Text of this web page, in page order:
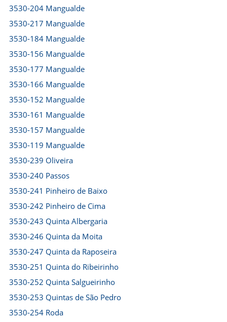
3530-204 Mangualde
3530-217 Mangualde
3530-184 Mangualde
3530-156 Mangualde
3530-177 Mangualde
3530-166 Mangualde
3530-152 Mangualde
3530-161 Mangualde
3530-157 Mangualde
3530-119 Mangualde
3530-239 Oliveira
3530-240 Passos
3530-241 Pinheiro de Baixo
3530-242 Pinheiro de Cima
3530-243 Quinta Albergaria
3530-246 Quinta da Moita
3530-247 Quinta da Raposeira
3530-251 Quinta do Ribeirinho
3530-252 Quinta Salgueirinho
3530-253 Quintas de São Pedro
3530-254 Roda